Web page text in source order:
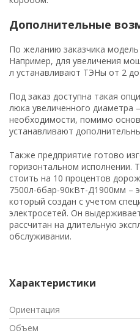
Дополнительные
По желанию заказчика
Например, для увеличения
л устанавливают ТЭНы от 2
Под заказ доступна такая
люка увеличенного диаметра
необходимости, помимо
устанавливают
Также предприятие готово
горизонтальном исполнении.
стоить на 10 процентов
7500л-6бар-90кВт-Д1900мм –
который создан с учетом
электросетей. Он
рассчитан на длительную
обслуживании.
Характеристики
Ориентация
Объем